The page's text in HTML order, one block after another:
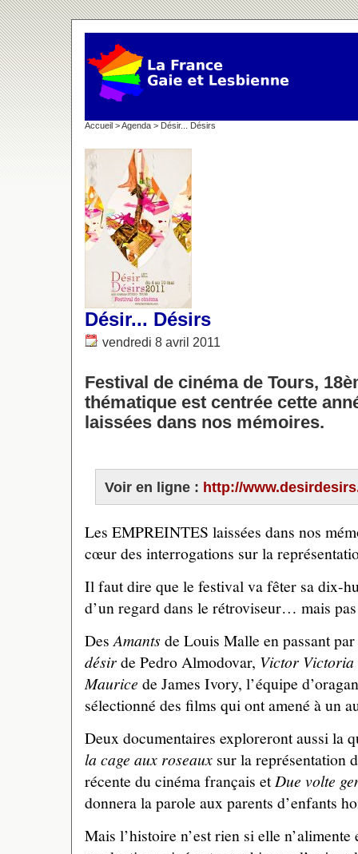
Accueil >Agenda > Désir... Désirs
Désir... Désirs
vendredi 8 avril 2011
Festival de cinéma de Tours,
thématique est centrée cette
laissées dans nos mémoires.
Voir en ligne : http://
Les EMPREINTES laissées dans nos
cœur des interrogations sur la
Il faut dire que le festival va fêter sa dix-
d’un regard dans le rétroviseur… mais
DesAmantsde Louis Malle en passant par
désirde Pedro Almodovar, Victor Victoria
Maurice de James Ivory, l’équipe
sélectionné des films qui ont amené à un
Deux documentaires exploreront aussi la
la cage aux roseaux sur la représentation
récente du cinéma français etDue volte
donnera la parole aux parents d’enfants
Mais l’histoire n’est rien si elle n’alimente